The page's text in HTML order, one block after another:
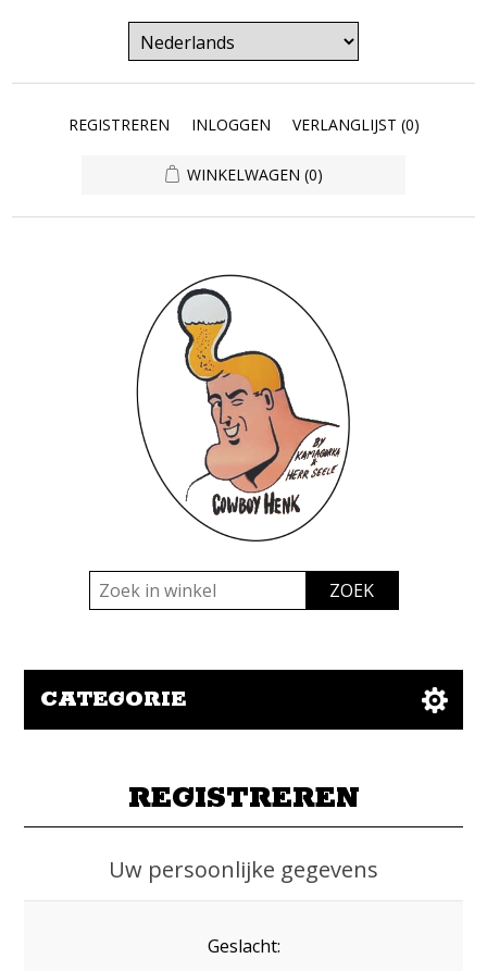
REGISTREREN INLOGGEN VERLANGLIJST (0)
WINKELWAGEN (0)
CATEGORIE
REGISTREREN
Uw persoonlijke gegevens
Geslacht: